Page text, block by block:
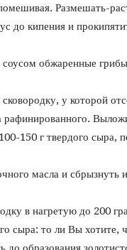
Размешать-
до кипения и
обжаренные
у которой
рафинированного.
150 г твердого сыра,
масла и сбрызнуть
в нагретую до 200
сыра: то ли Вы